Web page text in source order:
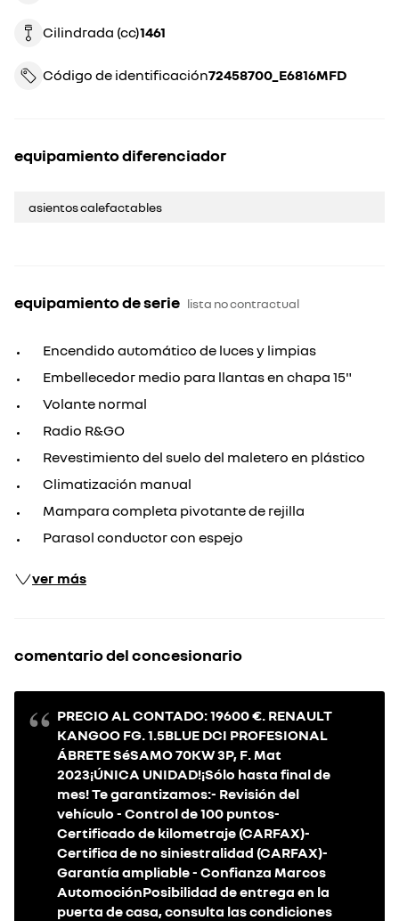
Cilindrada (cc) 1461
Código de identificación 72458700_E6816MFD
equipamiento diferenciador
asientos calefactables
equipamiento de serie lista no contractual
Encendido automático de luces y limpias
Embellecedor medio para llantas en chapa 15"
Volante normal
Radio R&GO
Revestimiento del suelo del maletero en plástico
Climatización manual
Mampara completa pivotante de rejilla
Parasol conductor con espejo
ver más
comentario del concesionario
PRECIO AL CONTADO: 19600 €. RENAULT
KANGOO FG. 1.5BLUE DCI PROFESIONAL
ÁBRETE SéSAMO 70KW 3P, F. Mat
2023¡ÚNICA UNIDAD!¡Sólo hasta final de
mes! Te garantizamos:- Revisión del
vehículo - Control de 100 puntos-
Certificado de kilometraje (CARFAX)-
Certifica de no siniestralidad (CARFAX)-
Garantía ampliable - Confianza Marcos
AutomociónPosibilidad de entrega en la
puerta de casa, consulta las condiciones